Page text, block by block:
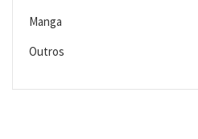
Manga
Outros